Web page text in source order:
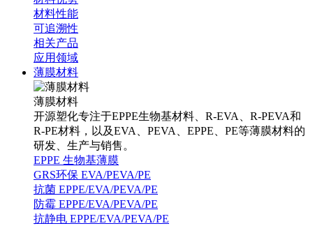
材料性能
可追溯性
相关产品
应用领域
薄膜材料
薄膜材料
开源塑化专注于EPPE生物基材料、R-EVA、R-PEVA和
R-PE材料，以及EVA、PEVA、EPPE、PE等薄膜材料的
研发、生产与销售。
EPPE 生物基薄膜
GRS环保 EVA/PEVA/PE
抗菌 EPPE/EVA/PEVA/PE
防霉 EPPE/EVA/PEVA/PE
抗静电 EPPE/EVA/PEVA/PE